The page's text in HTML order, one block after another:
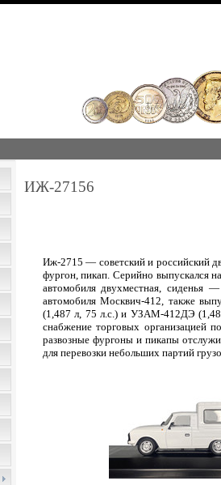
ИЖ-27156
Иж-2715 — советский и российский
фургон, пикап. Серийно выпускался
автомобиля двухместная, сиденья
автомобиля Москвич-412, также
(1,487 л, 75 л.с.) и УЗАМ-412ДЭ
снабжение торговых организацией
развозные фургоны и пикапы
для перевозки небольших партий